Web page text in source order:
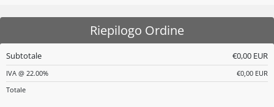
Riepilogo Ordine
Subtotale €0,00 EUR
IVA @ 22.00%
€0,00 EUR
Totale